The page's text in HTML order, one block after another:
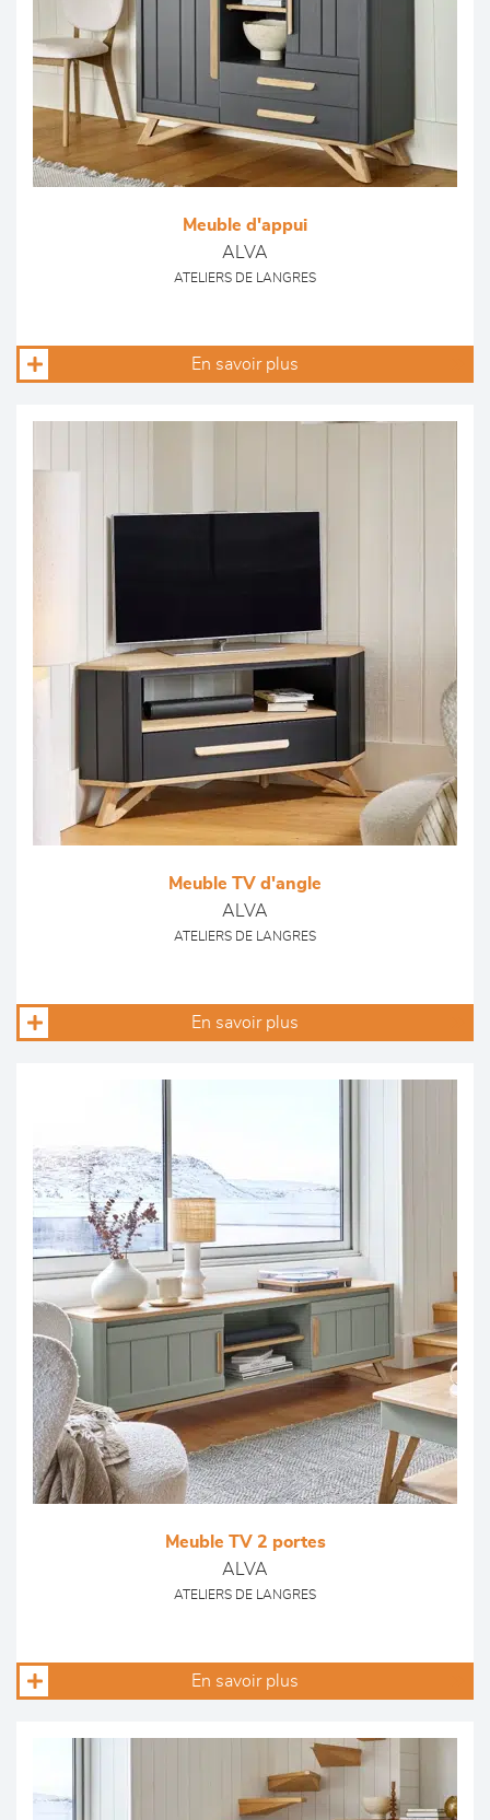
Meuble d'appui
ALVA
ATELIERS DE LANGRES
En savoir plus
Meuble TV d'angle
ALVA
ATELIERS DE LANGRES
En savoir plus
Meuble TV 2 portes
ALVA
ATELIERS DE LANGRES
En savoir plus